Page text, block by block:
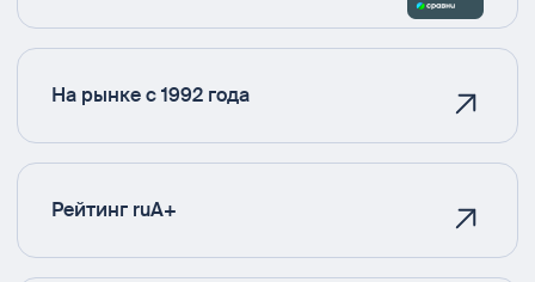
На рынке с 1992 года
Рейтинг ruA+